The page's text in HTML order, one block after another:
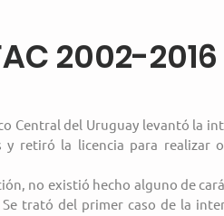
2002-
Central del Uruguay levantó la
retiró la licencia para realizar
no existió hecho alguno de
trató del primer caso de la